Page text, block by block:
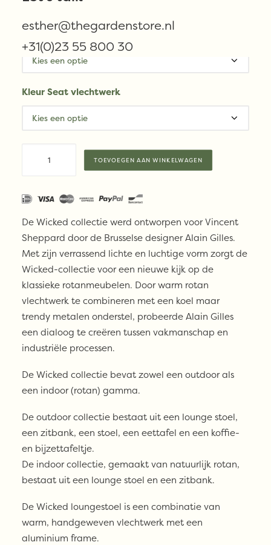
esther@thegardenstore.nl
+31(0)23 55 800 30
Vanaf €1.150,00
Kleur Frame
Kleur Seat vlechtwerk
Sheppard
Lounge
aantal
TOEVOEGEN AAN WINKELWAGEN
De Wicked collectie werd ontworpen voor Vincent
Sheppard door de Brusselse designer Alain Gilles.
Met zijn verrassend lichte en luchtige vorm zorgt de
Wicked-collectie voor een nieuwe kijk op de
klassieke rotanmeubelen. Door warm rotan
vlechtwerk te combineren met een koel maar
trendy metalen onderstel, probeerde Alain Gilles
een dialoog te creëren tussen vakmanschap en
industriële processen.
De Wicked collectie bevat zowel een outdoor als
een indoor (rotan) gamma.
De outdoor collectie bestaat uit een lounge stoel,
een zitbank, een stoel, een eettafel en een koffie-
en bijzettafeltje.
De indoor collectie, gemaakt van natuurlijk rotan,
bestaat uit een lounge stoel en een zitbank.
De Wicked loungestoel is een combinatie van
warm, handgeweven vlechtwerk met een
aluminium frame.